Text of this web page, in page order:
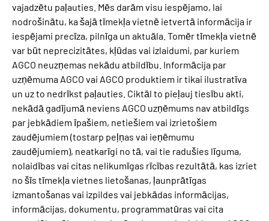
vajadzētu paļauties. Mēs darām visu iespējamo, lai
nodrošinātu, ka šajā tīmekļa vietnē ietvertā informācija ir
iespējami precīza, pilnīga un aktuāla. Tomēr tīmekļa vietnē
var būt neprecizitātes, kļūdas vai izlaidumi, par kuriem
AGCO neuzņemas nekādu atbildību. Informācija par
uzņēmuma AGCO vai AGCO produktiem ir tikai ilustratīva
un uz to nedrīkst paļauties. Ciktāl to pieļauj tiesību akti,
nekādā gadījumā neviens AGCO uzņēmums nav atbildīgs
par jebkādiem īpašiem, netiešiem vai izrietošiem
zaudējumiem (tostarp peļņas vai ieņēmumu
zaudējumiem), neatkarīgi no tā, vai tie radušies līguma,
nolaidības vai citas nelikumīgas rīcības rezultātā, kas izriet
no šīs tīmekļa vietnes lietošanas, ļaunprātīgas
izmantošanas vai izpildes vai jebkādas informācijas,
informācijas, dokumentu, programmatūras vai cita